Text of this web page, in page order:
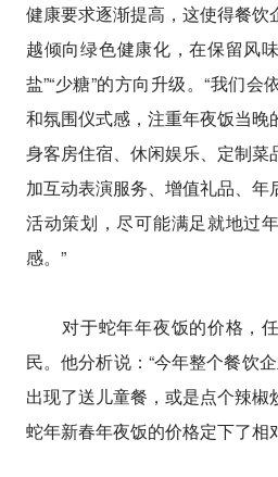
健康要求逐渐提高，这使得餐饮
越倾向绿色健康化，在保留风
盐”“少糖”的方向升级。“我们
和氛围仪式感，注重年夜饭当晚
身客房住宿、休闲娱乐、定制菜
加互动表演服务、增值礼品、年
活动策划，尽可能满足就地过
感。”
对于蛇年年夜饭的价格，任
民。他分析说：“今年整个餐饮
出现了送儿童餐，或是点个辣椒
蛇年新春年夜饭的价格定下了相